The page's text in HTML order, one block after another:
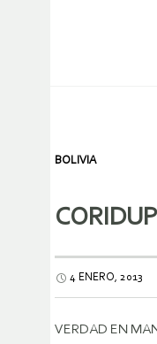
BOLIVIA
4 ENERO, 2013
VERDAD EN